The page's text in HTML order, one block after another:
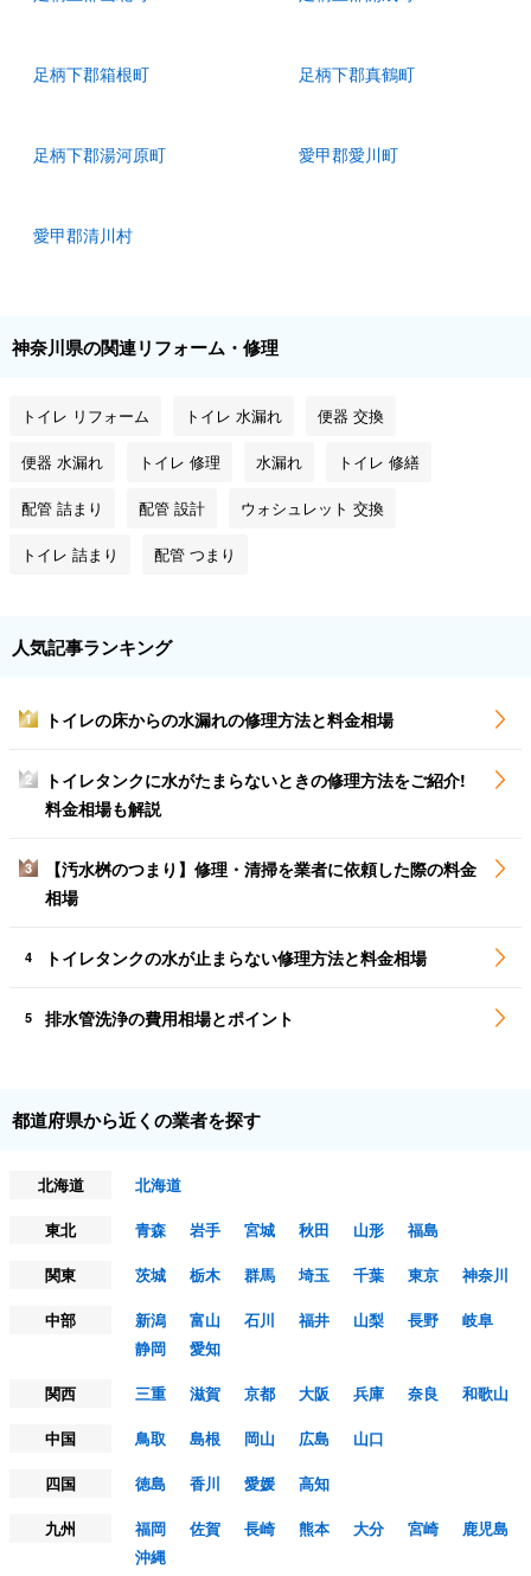
足柄下郡箱根町 足柄下郡真鶴町
足柄下郡湯河原町 愛甲郡愛川町
愛甲郡清川村
神奈川県の関連リフォーム・修理
トイレ リフォーム トイレ 水漏れ 便器 交換
便器 水漏れ トイレ 修理 水漏れ トイレ 修繕
配管 詰まり 配管 設計 ウォシュレット 交換
トイレ 詰まり 配管 つまり
人気記事ランキング
1 トイレの床からの水漏れの修理方法と料金相場
2
トイレタンクに水がたまらないときの修理方法をご紹介!
料金相場も解説
3
【汚水桝のつまり】修理・清掃を業者に依頼した際の料金
相場
4 トイレタンクの水が止まらない修理方法と料金相場
5 排水管洗浄の費用相場とポイント
都道府県から近くの業者を探す
北海道
北海道
東北
青森 岩手 宮城 秋田 山形
福島
関東
茨城 栃木 群馬 埼玉 千葉 東京
神奈川
中部
新潟 富山 石川 福井 山梨 長野
岐阜
静岡
愛知
関西
三重 滋賀 京都 大阪 兵庫 奈良
和歌山
中国
鳥取 島根 岡山 広島
山口
四国
徳島 香川 愛媛
高知
九州
福岡 佐賀 長崎 熊本 大分 宮崎
鹿児島
沖縄